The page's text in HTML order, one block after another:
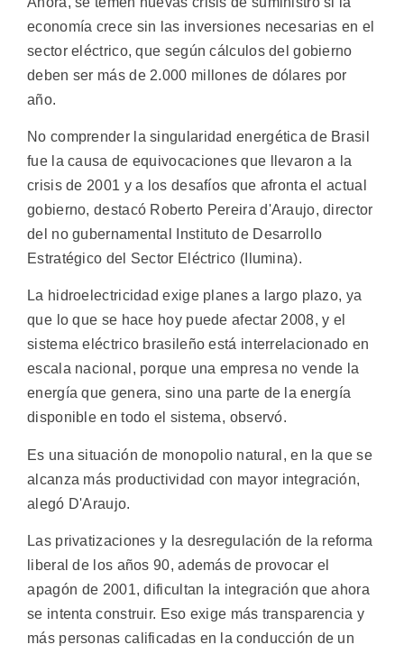
economía crece sin las inversiones necesarias en el
sector eléctrico, que según cálculos del gobierno
deben ser más de 2.000 millones de dólares por
año.
No comprender la singularidad energética de Brasil
fue la causa de equivocaciones que llevaron a la
crisis de 2001 y a los desafíos que afronta el actual
gobierno, destacó Roberto Pereira d'Araujo, director
del no gubernamental Instituto de Desarrollo
Estratégico del Sector Eléctrico (Ilumina).
La hidroelectricidad exige planes a largo plazo, ya
que lo que se hace hoy puede afectar 2008, y el
sistema eléctrico brasileño está interrelacionado en
escala nacional, porque una empresa no vende la
energía que genera, sino una parte de la energía
disponible en todo el sistema, observó.
Es una situación de monopolio natural, en la que se
alcanza más productividad con mayor integración,
alegó D'Araujo.
Las privatizaciones y la desregulación de la reforma
liberal de los años 90, además de provocar el
apagón de 2001, dificultan la integración que ahora
se intenta construir. Eso exige más transparencia y
más personas calificadas en la conducción de un